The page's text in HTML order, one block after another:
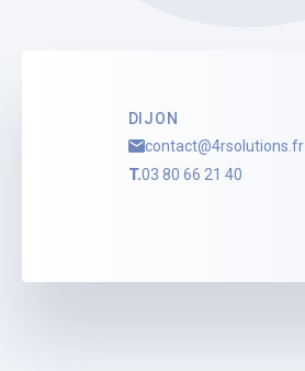
DIJON
contact@4rsolutions.fr
T.03 80 66 21 40